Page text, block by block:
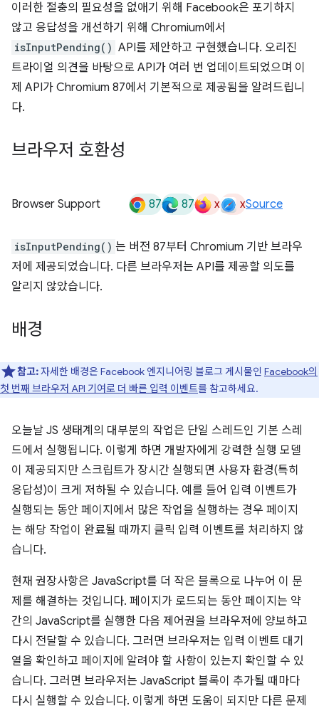
이러한 절충의 필요성을 없애기 위해 Facebook은 포기하지
않고 응답성을 개선하기 위해 Chromium에서
isInputPending() API를 제안하고 구현했습니다. 오리진
트라이얼 의견을 바탕으로 API가 여러 번 업데이트되었으며 이
제 API가 Chromium 87에서 기본적으로 제공됨을 알려드립니
다.
브라우저 호환성
Browser Support 87 87 x xSource
isInputPending() 는 버전 87부터 Chromium 기반 브라우
저에 제공되었습니다. 다른 브라우저는 API를 제공할 의도를
알리지 않았습니다.
배경
참고:자세한 배경은 Facebook 엔지니어링 블로그 게시물인 Facebook의
첫 번째 브라우저 API 기여로 더 빠른 입력 이벤트를 참고하세요.
오늘날 JS 생태계의 대부분의 작업은 단일 스레드인 기본 스레
드에서 실행됩니다. 이렇게 하면 개발자에게 강력한 실행 모델
이 제공되지만 스크립트가 장시간 실행되면 사용자 환경(특히
응답성)이 크게 저하될 수 있습니다. 예를 들어 입력 이벤트가
실행되는 동안 페이지에서 많은 작업을 실행하는 경우 페이지
는 해당 작업이 완료될 때까지 클릭 입력 이벤트를 처리하지 않
습니다.
현재 권장사항은 JavaScript를 더 작은 블록으로 나누어 이 문
제를 해결하는 것입니다. 페이지가 로드되는 동안 페이지는 약
간의 JavaScript를 실행한 다음 제어권을 브라우저에 양보하고
다시 전달할 수 있습니다. 그러면 브라우저는 입력 이벤트 대기
열을 확인하고 페이지에 알려야 할 사항이 있는지 확인할 수 있
습니다. 그러면 브라우저는 JavaScript 블록이 추가될 때마다
다시 실행할 수 있습니다. 이렇게 하면 도움이 되지만 다른 문제